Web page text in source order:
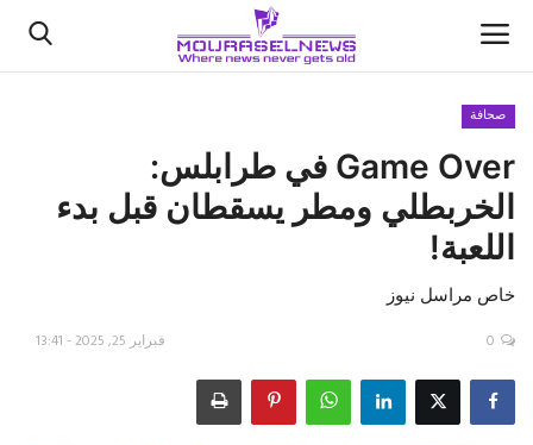
الأخبار
كتّابنا
السعودية
اقتصاد
علوم وتكنولوجيا
صحافة
Game Over في طرابلس:
الخربطلي ومطر يسقطان قبل بدء
اللعبة!
خاص مراسل نيوز
فبراير 25, 2025 - 13:41 0